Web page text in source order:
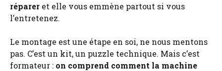
réparer et elle vous emmène partout si vous
l’entretenez.
Le montage est une étape en soi, ne nous mentons
pas. C’est un kit, un puzzle technique. Mais c’est
formateur : on comprend comment la machine